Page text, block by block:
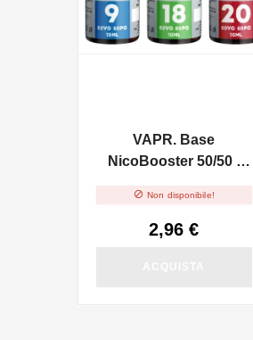
VAPR. Base
NicoBooster 50/50 -
 Non disponibile!
2,96 €